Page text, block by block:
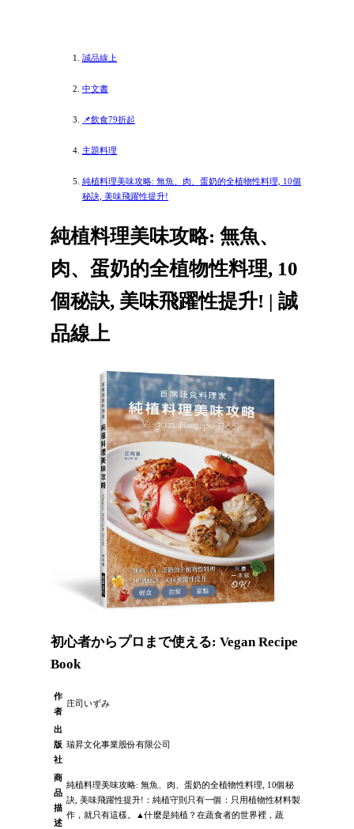
誠品線上
中文書
📌飲食79折起
主題料理
純植料理美味攻略: 無魚、肉、蛋奶的全植物性料理, 10個
秘訣, 美味飛躍性提升!
純植料理美味攻略: 無魚、
肉、蛋奶的全植物性料理, 10
個秘訣, 美味飛躍性提升! | 誠
品線上
初心者からプロまで使える: Vegan Recipe
Book
作
者
庄司いずみ
出
版
社
瑞昇文化事業股份有限公司
商
品
描
述
純植料理美味攻略: 無魚、肉、蛋奶的全植物性料理, 10個秘
訣, 美味飛躍性提升!：純植守則只有一個：只用植物性材料製
作，就只有這樣。▲什麼是純植？在蔬食者的世界裡，蔬